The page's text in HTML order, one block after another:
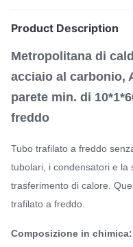
Product Description
Metropolitana di
acciaio al carbonio,
parete min. di
freddo
Tubo trafilato a freddo
tubolari, i condensatori e la
trasferimento di calore.
trafilato a freddo.
Composizione in chimica: